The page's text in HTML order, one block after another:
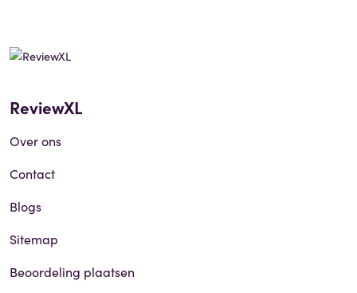
ReviewXL
Over ons
Contact
Blogs
Sitemap
Beoordeling plaatsen